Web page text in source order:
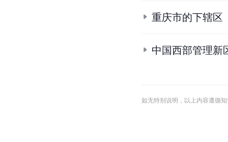
重庆市的下辖区
中国西部管理新
如无特别说明，以上内容遵循